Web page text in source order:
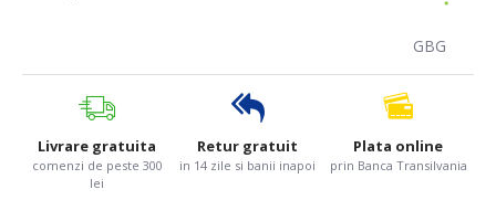
GBG
Livrare gratuita
comenzi de peste 300
lei
Retur gratuit
in 14 zile si banii inapoi
Plata online
prin Banca Transilvania